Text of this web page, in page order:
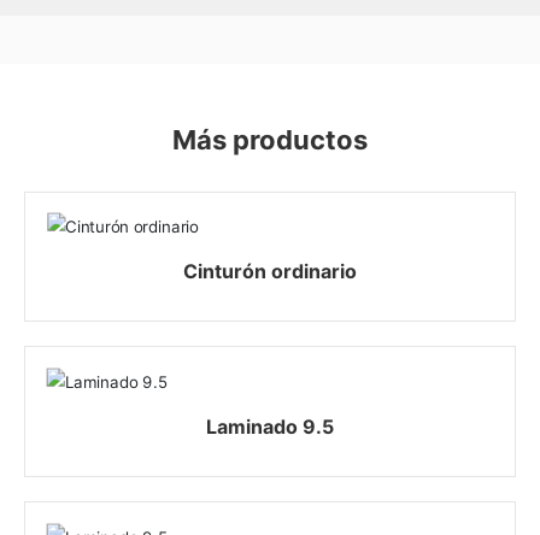
Más productos
Cinturón ordinario
Laminado 9.5